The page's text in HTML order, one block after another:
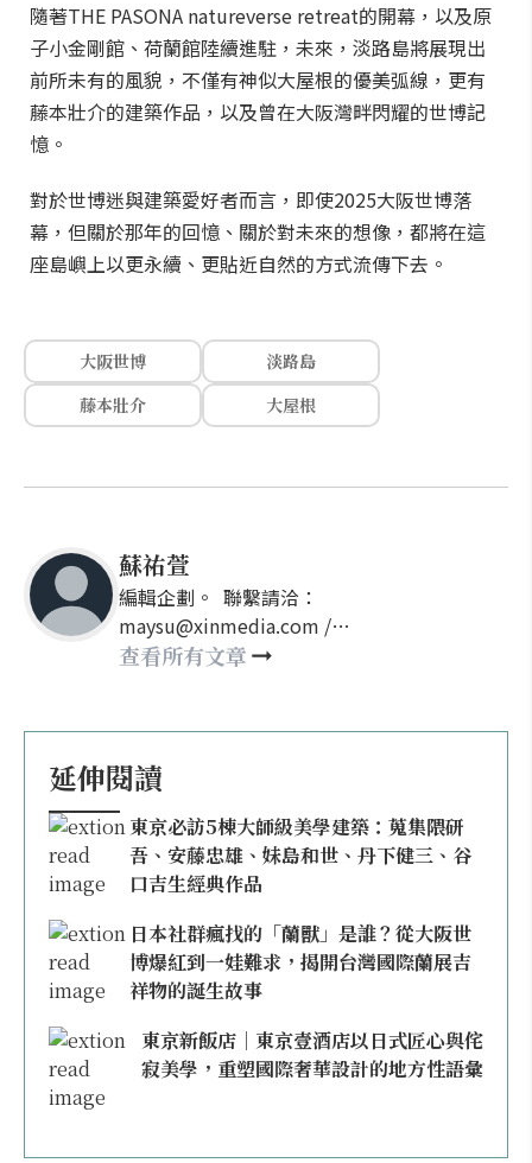
隨著THE PASONA natureverse retreat的開幕，以及原
子小金剛館、荷蘭館陸續進駐，未來，淡路島將展現出
前所未有的風貌，不僅有神似大屋根的優美弧線，更有
藤本壯介的建築作品，以及曾在大阪灣畔閃耀的世博記
憶。
對於世博迷與建築愛好者而言，即使2025大阪世博落
幕，但關於那年的回憶、關於對未來的想像，都將在這
座島嶼上以更永續、更貼近自然的方式流傳下去。
大阪世博
淡路島
藤本壯介
大屋根
蘇祐萱
編輯企劃。 聯繫請洽：
maysu@xinmedia.com /
may860527@gmail.com
查看所有文章
延伸閱讀
東京必訪5棟大師級美學建築：蒐集隈研
吾、安藤忠雄、妹島和世、丹下健三、谷
口吉生經典作品
日本社群瘋找的「蘭獸」是誰？從大阪世
博爆紅到一娃難求，揭開台灣國際蘭展吉
祥物的誕生故事
東京新飯店｜東京壹酒店以日式匠心與侘
寂美學，重塑國際奢華設計的地方性語彙